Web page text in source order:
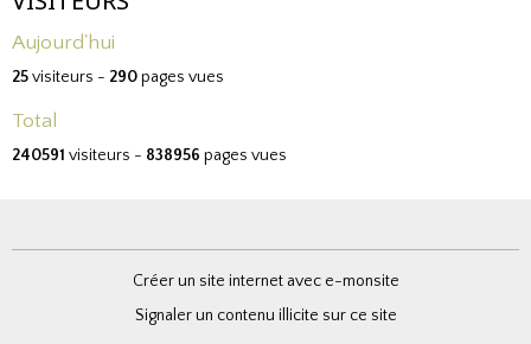
Aujourd'hui
25visiteurs - 290pages vues
Total
240591 visiteurs - 838956 pages vues
Créer un site internet avec e-monsite
Signaler un contenu illicite sur ce site